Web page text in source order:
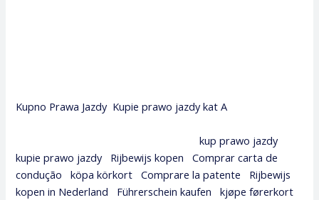
Kupno Prawa Jazdy, Kupie prawo jazdy kat A
Słowa kluczowe innych firm w Europie:kup prawo jazdy,
kupie prawo jazdy, Rijbewijs kopen ,Comprar carta de
condução ,köpa körkort ,Comprare la patente
Rijbewijs
kopen in Nederland
Führerschein kaufen ,kjøpe førerkort